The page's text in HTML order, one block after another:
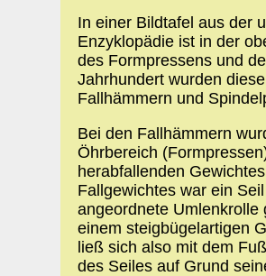
In einer Bildtafel aus der
Enzyklopädie ist in der
des Formpressens und
Jahrhundert wurden
Fallhämmern und
Bei den Fallhämmern
Öhrbereich
herabfallenden
Fallgewichtes war ein
angeordnete Umlenkrolle
einem steigbügelartigen
ließ sich also mit dem
des Seiles auf Grund